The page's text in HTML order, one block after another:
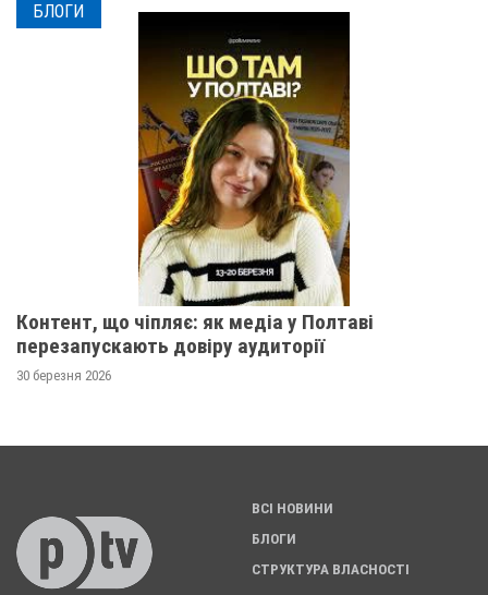
БЛОГИ
Контент, що чіпляє: як медіа у Полтаві
перезапускають довіру аудиторії
30 березня 2026
ВСІ НОВИНИ
БЛОГИ
СТРУКТУРА ВЛАСНОСТІ